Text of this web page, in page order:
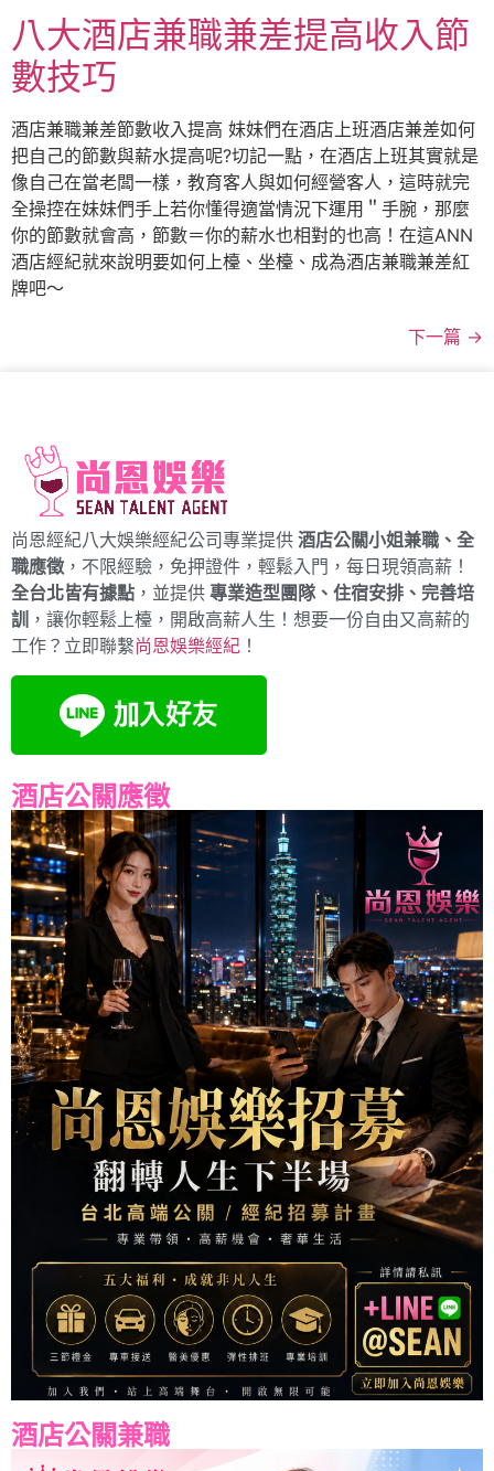
八大酒店兼職兼差提高收入節
數技巧
酒店兼職兼差節數收入提高 妹妹們在酒店上班酒店兼差如何
把自己的節數與薪水提高呢?切記一點，在酒店上班其實就是
像自己在當老闆一樣，教育客人與如何經營客人，這時就完
全操控在妹妹們手上若你懂得適當情況下運用＂手腕，那麼
你的節數就會高，節數＝你的薪水也相對的也高！在這ANN
酒店經紀就來說明要如何上檯、坐檯、成為酒店兼職兼差紅
牌吧～
下一篇 →
尚恩經紀八大娛樂經紀公司專業提供 酒店公關小姐兼職、全
職應徵 ，不限經驗，免押證件，輕鬆入門，每日現領高薪！
全台北皆有據點 ，並提供 專業造型團隊、住宿安排、完善培
訓
，讓你輕鬆上檯，開啟高薪人生！想要一份自由又高薪的
工作？立即聯繫尚恩娛樂經紀 ！
酒店公關應徵
酒店公關兼職